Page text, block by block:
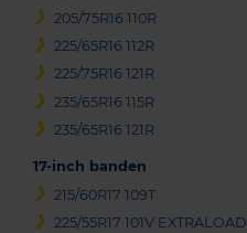
205/75R16 110R
225/65R16 112R
225/75R16 121R
235/65R16 115R
235/65R16 121R
17-inch banden
215/60R17 109T
225/55R17 101V EXTRALOAD